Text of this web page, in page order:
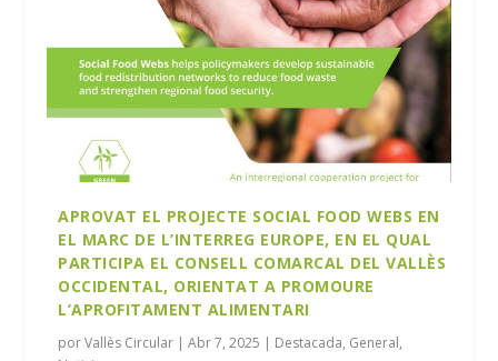
APROVAT EL PROJECTE SOCIAL FOOD WEBS EN
EL MARC DE L’INTERREG EUROPE, EN EL QUAL
PARTICIPA EL CONSELL COMARCAL DEL VALLÈS
OCCIDENTAL, ORIENTAT A PROMOURE
L’APROFITAMENT ALIMENTARI
porVallès Circular |Abr 7, 2025 | Destacada, General,